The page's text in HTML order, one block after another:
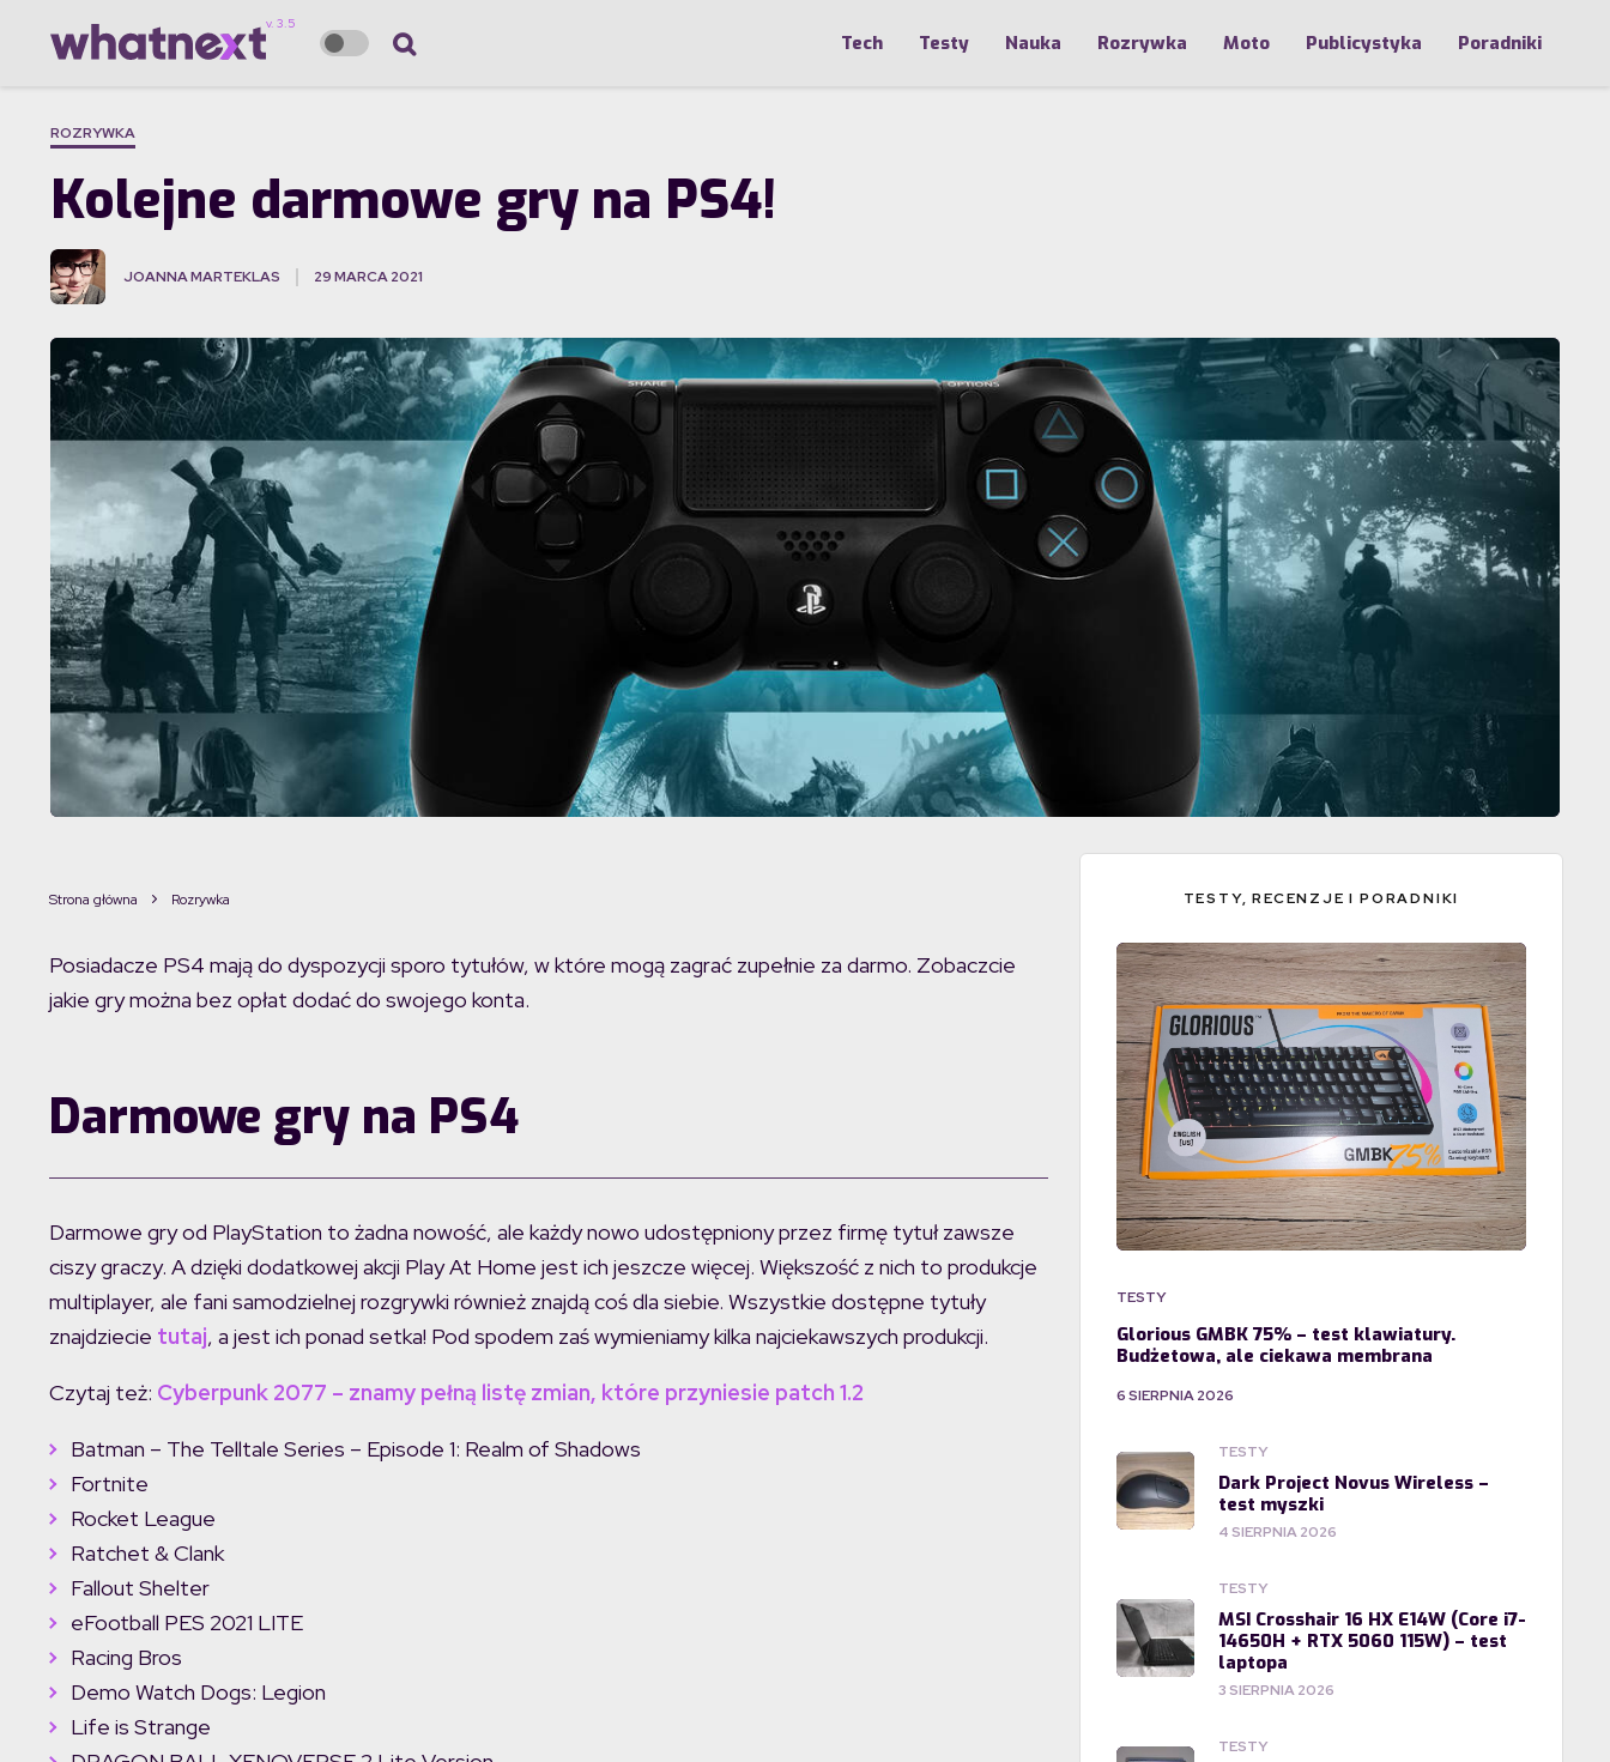
Tech Testy Nauka Rozrywka Moto Publicystyka Poradniki
ROZRYWKA
Kolejne darmowe gry na PS4!
JOANNA MARTEKLAS 29 MARCA 2021
Strona główna Rozrywka
Posiadacze PS4 mają do dyspozycji sporo tytułów, w które mogą zagrać zupełnie za darmo. Zobaczcie
jakie gry można bez opłat dodać do swojego konta.
Darmowe gry na PS4
Darmowe gry od PlayStation to żadna nowość, ale każdy nowo udostępniony przez firmę tytuł zawsze
ciszy graczy. A dzięki dodatkowej akcji Play At Home jest ich jeszcze więcej. Większość z nich to produkcje
multiplayer, ale fani samodzielnej rozgrywki również znajdą coś dla siebie. Wszystkie dostępne tytuły
znajdziecie tutaj, a jest ich ponad setka! Pod spodem zaś wymieniamy kilka najciekawszych produkcji.
Czytaj też: Cyberpunk 2077 – znamy pełną listę zmian, które przyniesie patch 1.2
Batman – The Telltale Series – Episode 1: Realm of Shadows
Fortnite
Rocket League
Ratchet & Clank
Fallout Shelter
eFootball PES 2021 LITE
Racing Bros
Demo Watch Dogs: Legion
Life is Strange
TESTY, RECENZJE I PORADNIKI
TESTY
Glorious GMBK 75% – test klawiatury.
Budżetowa, ale ciekawa membrana
6 SIERPNIA 2026
TESTY
Dark Project Novus Wireless –
test myszki
4 SIERPNIA 2026
TESTY
MSI Crosshair 16 HX E14W (Core i7-
14650H + RTX 5060 115W) – test
laptopa
3 SIERPNIA 2026
TESTY